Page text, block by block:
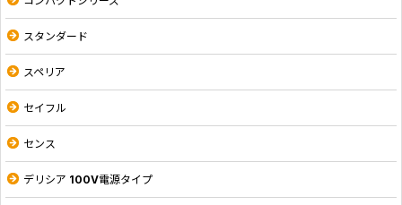
スタンダード
スペリア
セイフル
センス
デリシア 100V電源タイプ